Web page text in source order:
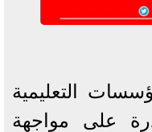
التعليمية
على مواجهة